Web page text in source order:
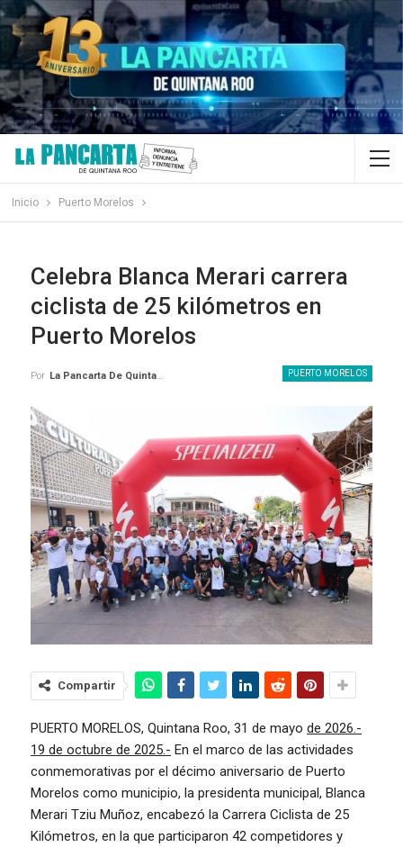
Inicio Puerto Morelos
Celebra Blanca Merari carrera
ciclista de 25 kilómetros en
Puerto Morelos
PUERTO MORELOS
Por La Pancarta De Quintana Roo
Compartir
PUERTO MORELOS, Quintana Roo, 31 de mayo de 2026.-
19 de octubre de 2025.- En el marco de las actividades
conmemorativas por el décimo aniversario de Puerto
Morelos como municipio, la presidenta municipal, Blanca
Merari Tziu Muñoz, encabezó la Carrera Ciclista de 25
Kilómetros, en la que participaron 42 competidores y